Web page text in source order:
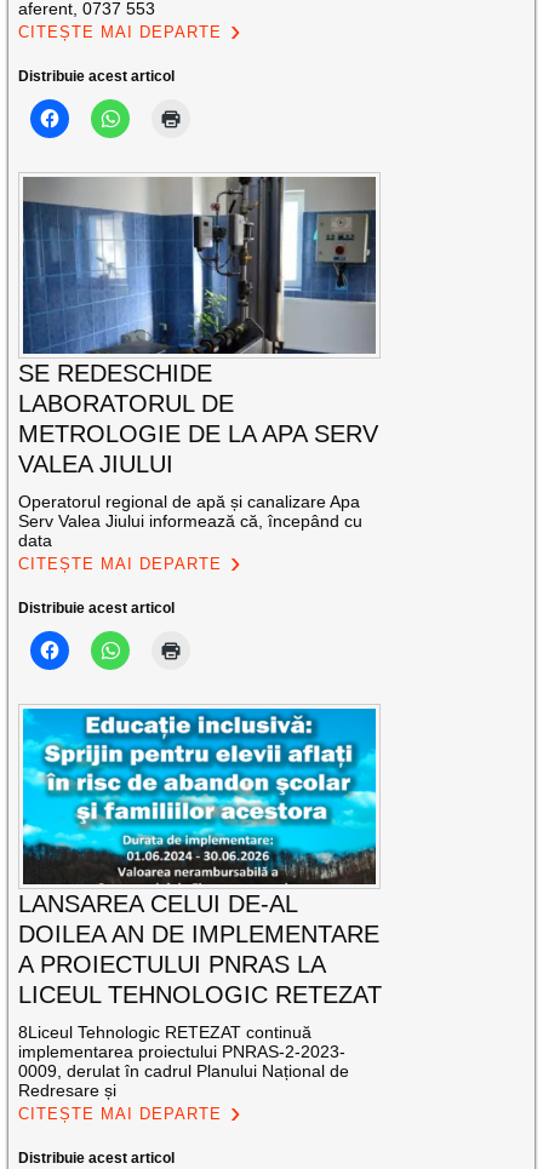
aferent, 0737 553
CITEȘTE MAI DEPARTE
Distribuie acest articol
SE REDESCHIDE
LABORATORUL DE
METROLOGIE DE LA APA SERV
VALEA JIULUI
Operatorul regional de apă și canalizare Apa
Serv Valea Jiului informează că, începând cu
data
CITEȘTE MAI DEPARTE
Distribuie acest articol
LANSAREA CELUI DE-AL
DOILEA AN DE IMPLEMENTARE
A PROIECTULUI PNRAS LA
LICEUL TEHNOLOGIC RETEZAT
8Liceul Tehnologic RETEZAT continuă
implementarea proiectului PNRAS-2-2023-
0009, derulat în cadrul Planului Național de
Redresare și
CITEȘTE MAI DEPARTE
Distribuie acest articol